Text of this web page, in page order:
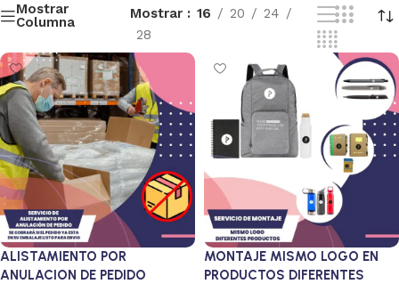
Mostrar
Columna
Mostrar 16 20
24
28
ALISTAMIENTO POR
ANULACION DE PEDIDO
MONTAJE MISMO LOGO EN
PRODUCTOS DIFERENTES